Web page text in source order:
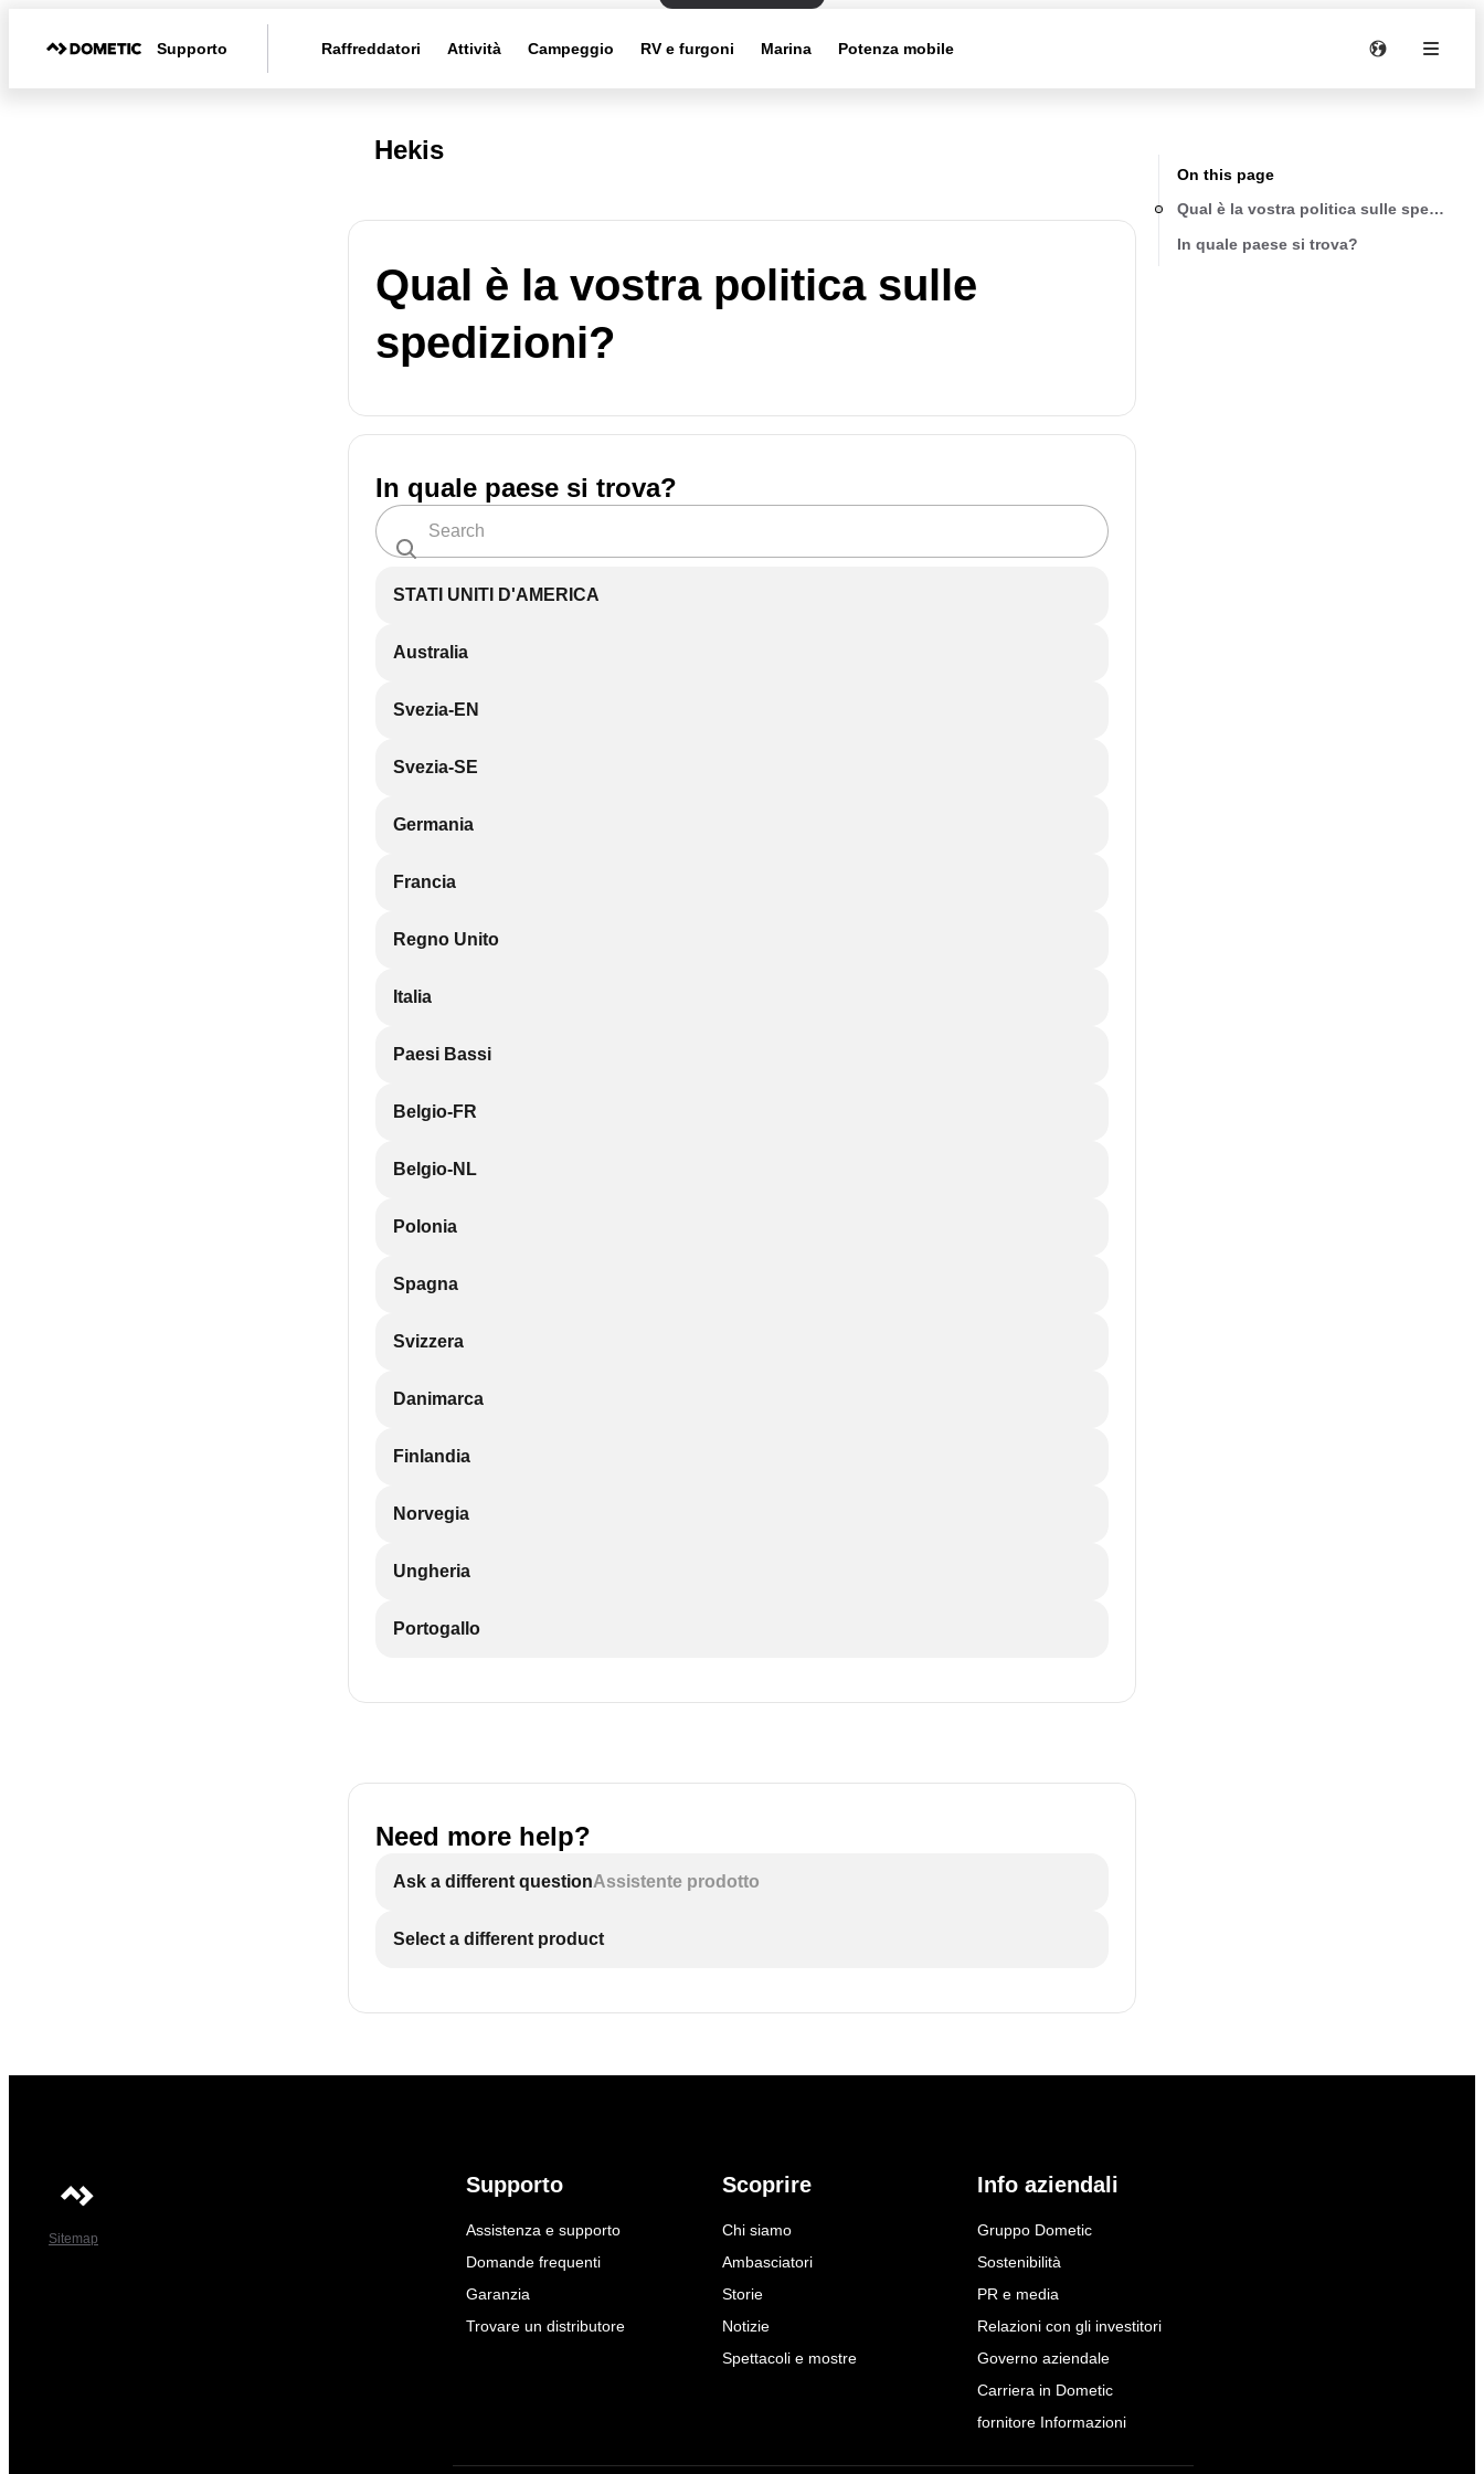
Supporto Raffreddatori Attività Campeggio RV e furgoni Marina Potenza mobile
Hekis
Qual è la vostra politica sulle
spedizioni?
In quale paese si trova?
STATI UNITI D'AMERICA
Australia
Svezia-EN
Svezia-SE
Germania
Francia
Regno Unito
Italia
Paesi Bassi
Belgio-FR
Belgio-NL
Polonia
Spagna
Svizzera
Danimarca
Finlandia
Norvegia
Ungheria
Portogallo
Need more help?
Ask a different questionAssistente prodotto
Select a different product
On this page
Qual è la vostra politica sulle
In quale paese si trova?
Sitemap
Supporto
Assistenza e supporto
Domande frequenti
Garanzia
Trovare un distributore
Scoprire
Chi siamo
Ambasciatori
Storie
Notizie
Spettacoli e mostre
Info aziendali
Gruppo Dometic
Sostenibilità
PR e media
Relazioni con gli investitori
Governo aziendale
Carriera in Dometic
fornitore Informazioni